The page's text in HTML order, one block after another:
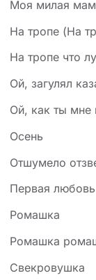
Моя милая
На тропе (На
На тропе что
Ой, загулял
Ой, как ты мне
Осень
Отшумело
Первая любовь
Ромашка
Ромашка
Свекровушка